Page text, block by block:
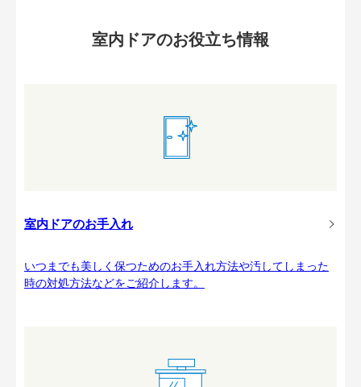
室内ドアのお役立ち情報
室内ドアのお手入れ
いつまでも美しく保つためのお手入れ方法や汚してしまった
時の対処方法などをご紹介します。